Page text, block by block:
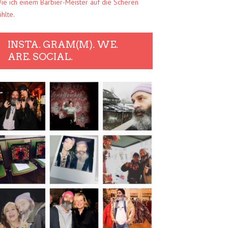
ich einem Barbier-Meister auf die Scheren
INSTA. GRAM(M). WE.
ARE. SOCIAL.